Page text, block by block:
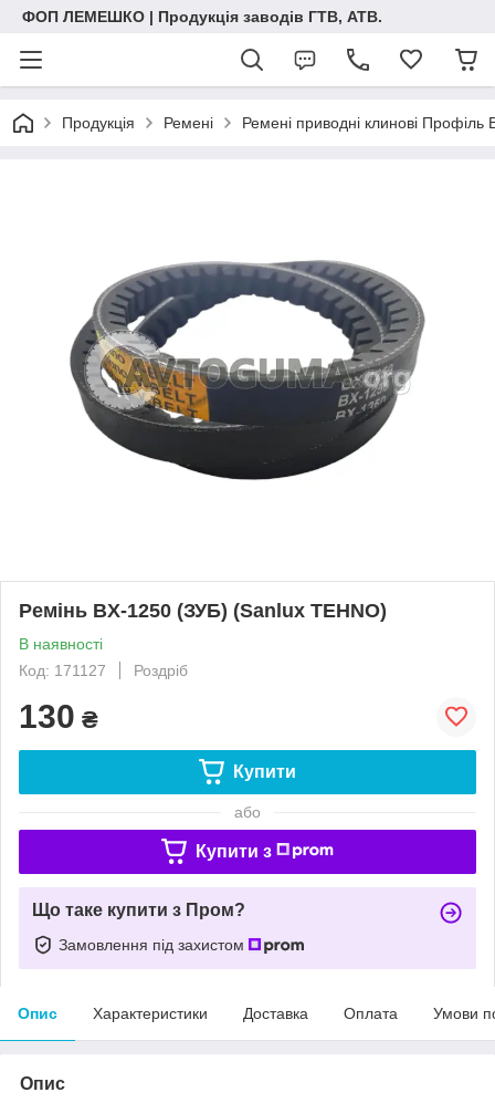
ФОП ЛЕМЕШКО | Продукція заводів ГТВ, АТВ.
Продукція Ремені Ремені приводні клинові
Ремінь BX-1250 (ЗУБ) (Sanlux TEHNO)
В наявності
Код: 171127
Роздріб
130 ₴
Купити
або
Купити з
Що таке купити з Пром?
Замовлення під захистом
Опис Характеристики Доставка Оплата Умови
Опис